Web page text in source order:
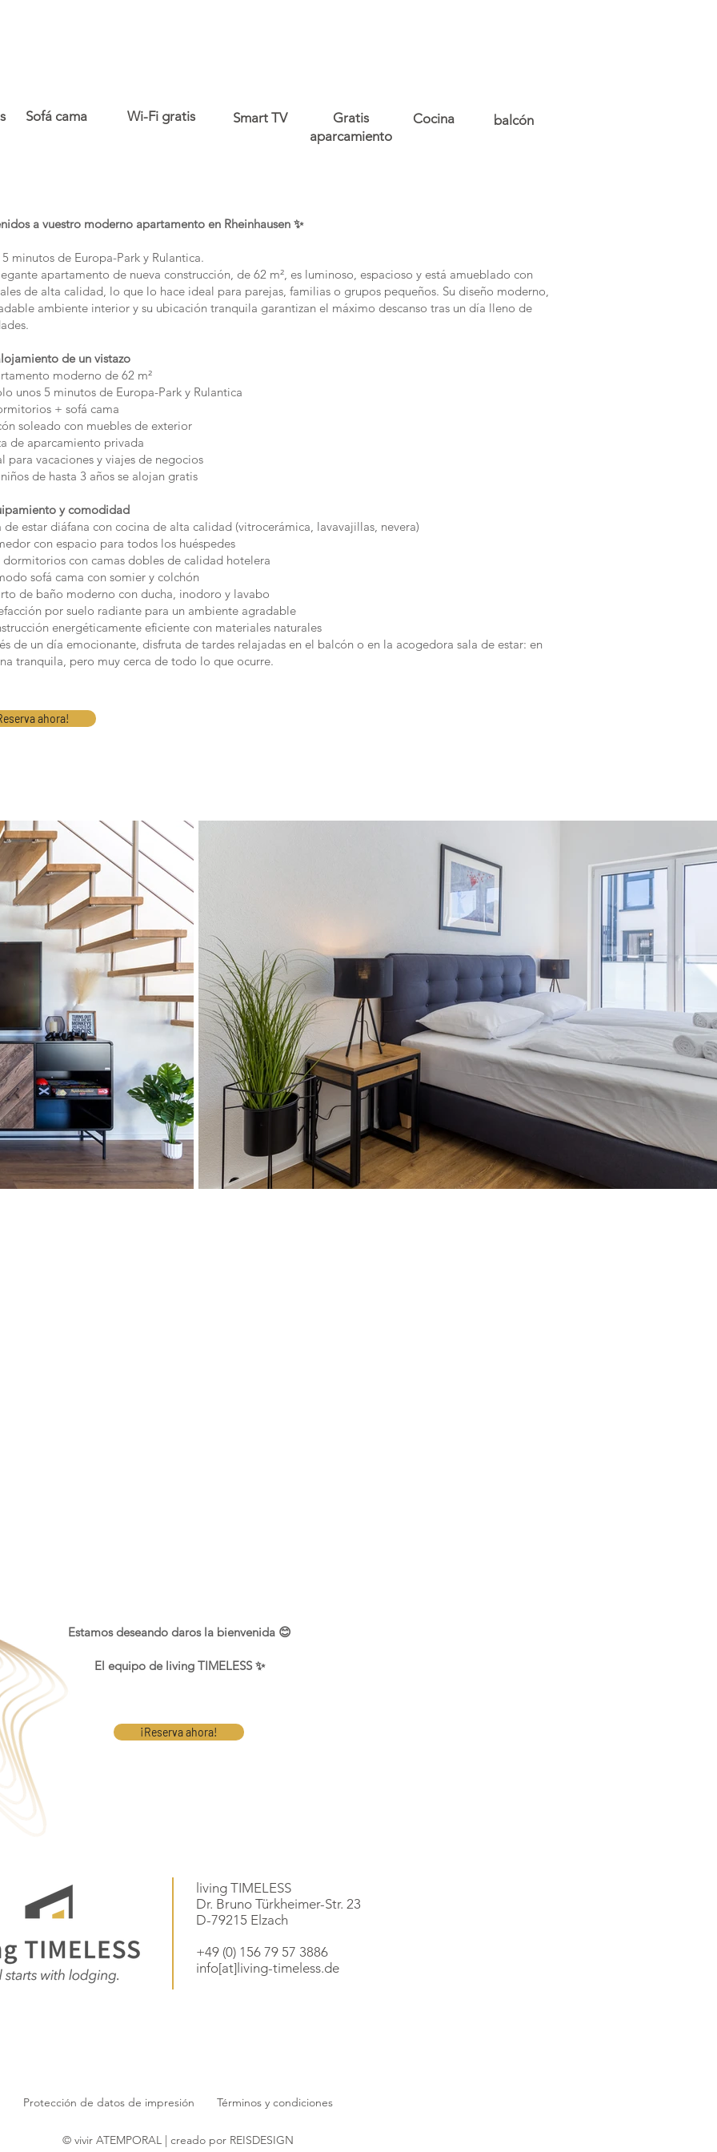
Sofá cama Wi-Fi gratis Smart TV
Gratis
aparcamiento
Cocina balcón
a vuestro moderno apartamento en Rheinhausen ✨
minutos de Europa-Park y Rulantica.
apartamento de nueva construcción, de 62 m², es luminoso, espacioso y está amueblado con
de alta calidad, lo que lo hace ideal para parejas, familias o grupos pequeños. Su diseño moderno,
ambiente interior y su ubicación tranquila garantizan el máximo descanso tras un día lleno de
de un vistazo
moderno de 62 m²
unos 5 minutos de Europa-Park y Rulantica
+ sofá cama
soleado con muebles de exterior
de aparcamiento privada
para vacaciones y viajes de negocios
de hasta 3 años se alojan gratis
y comodidad
estar diáfana con cocina de alta calidad (vitrocerámica, lavavajillas, nevera)
con espacio para todos los huéspedes
con camas dobles de calidad hotelera
sofá cama con somier y colchón
de baño moderno con ducha, inodoro y lavabo
por suelo radiante para un ambiente agradable
energéticamente eficiente con materiales naturales
de un día emocionante, disfruta de tardes relajadas en el balcón o en la acogedora sala de estar: en
tranquila, pero muy cerca de todo lo que ocurre.
ahora!
Estamos deseando daros la bienvenida 😊
El equipo de living TIMELESS ✨
¡Reserva ahora!
living TIMELESS
Dr. Bruno Türkheimer-Str. 23
D-79215 Elzach
+49 (0) 156 79 57 3886
info[at]living-timeless.de
Protección de datos de impresión Términos y condiciones
© vivir ATEMPORAL | creado por REISDESIGN